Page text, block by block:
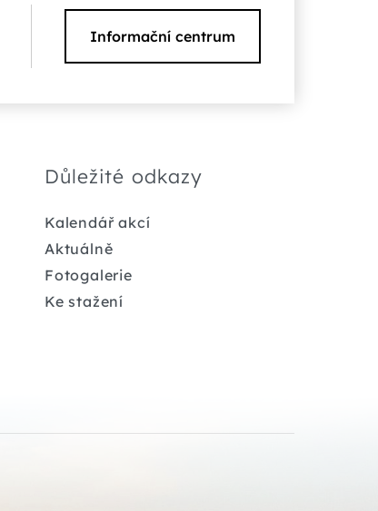
Informační centrum
Důležité odkazy
Kalendář akcí
Aktuálně
Fotogalerie
Ke stažení